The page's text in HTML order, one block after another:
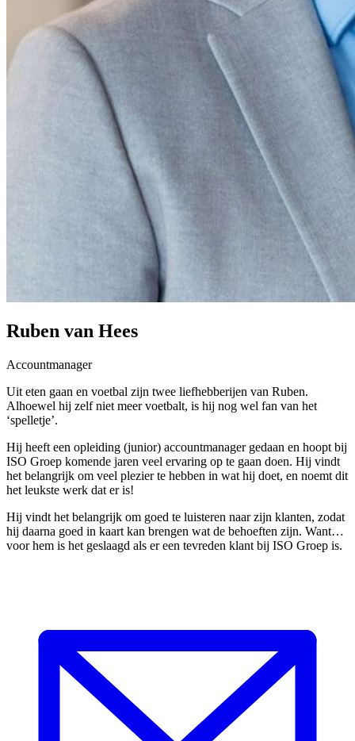
Ruben van Hees
Accountmanager
Uit eten gaan en voetbal zijn twee liefhebberijen van Ruben.
Alhoewel hij zelf niet meer voetbalt, is hij nog wel fan van het
‘spelletje’.
Hij heeft een opleiding (junior) accountmanager gedaan en hoopt bij
ISO Groep komende jaren veel ervaring op te gaan doen. Hij vindt
het belangrijk om veel plezier te hebben in wat hij doet, en noemt dit
het leukste werk dat er is!
Hij vindt het belangrijk om goed te luisteren naar zijn klanten, zodat
hij daarna goed in kaart kan brengen wat de behoeften zijn. Want…
voor hem is het geslaagd als er een tevreden klant bij ISO Groep is.